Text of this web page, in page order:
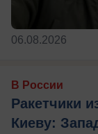
06.08.2026
В России
Ракетчики
Киеву: